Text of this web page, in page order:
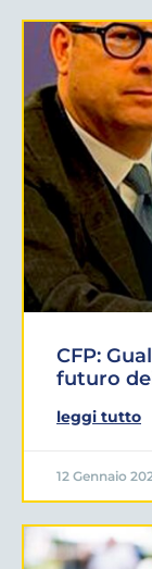
CFP:
futuro
leggi tutto
12 Gennaio